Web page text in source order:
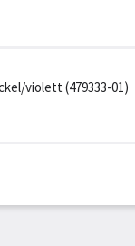
violett (479333-01)